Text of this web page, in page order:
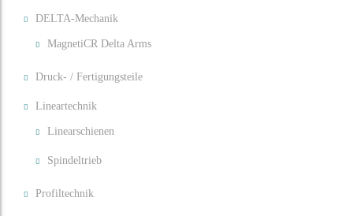
DELTA-Mechanik
MagnetiCR Delta Arms
Druck- / Fertigungsteile
Lineartechnik
Linearschienen
Spindeltrieb
Profiltechnik